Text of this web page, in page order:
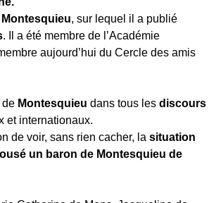
, sur lequel il a publié
. Il a été membre de l’Académie
aujourd’hui du Cercle des amis
de Montesquieu dans tous les discours
et internationaux.
de voir, sans rien cacher, la situation
un baron de Montesquieu de